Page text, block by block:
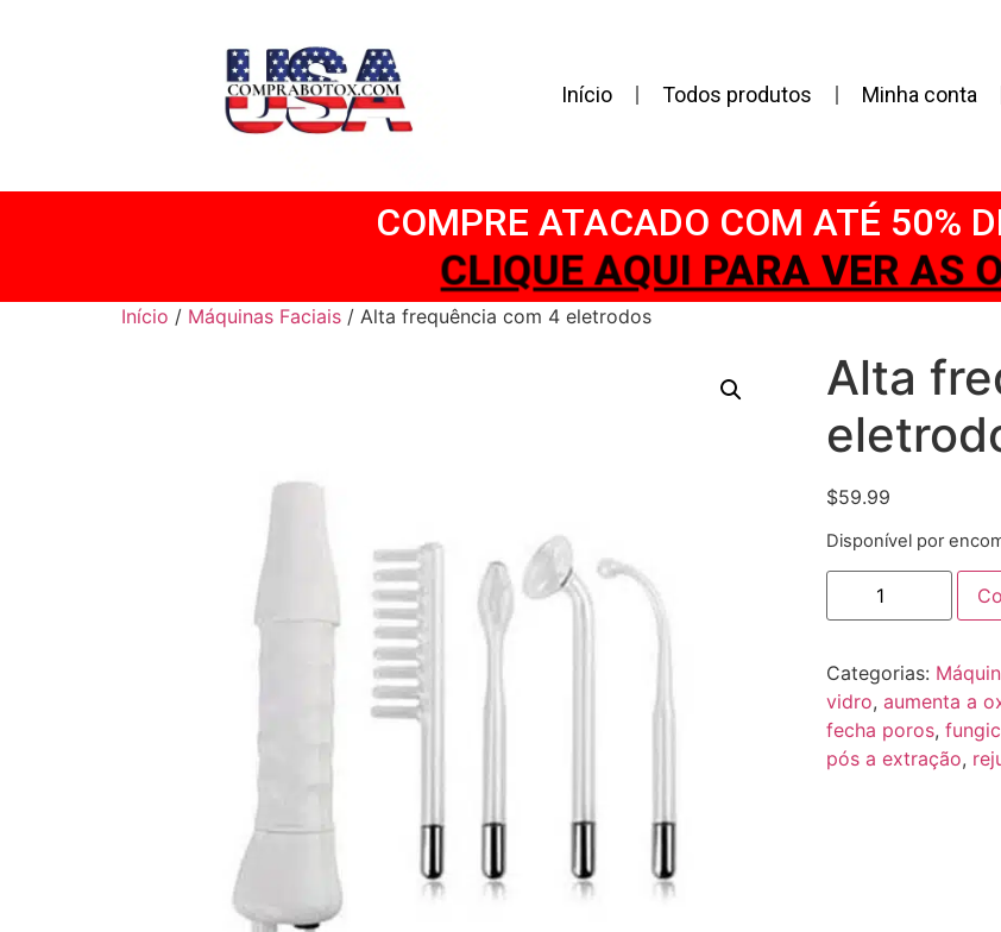
Início Todos produtos Minha conta
COMPRE ATACADO COM ATÉ 50%
CLIQUE AQUI PARA VER AS
Início / Máquinas Faciais / Alta frequência com 4 eletrodos
Alta
$59.99
Disponível por
Categorias:
vidro, aumenta a
fecha poros,
pós a extração,